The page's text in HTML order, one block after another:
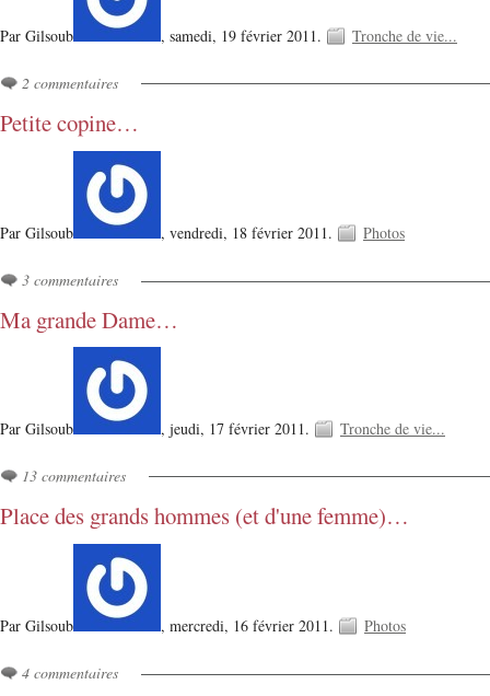
Par Gilsoub , samedi, 19 février 2011. Tronche de vie...
2 commentaires
Petite copine…
Par Gilsoub , vendredi, 18 février 2011. Photos
3 commentaires
Ma grande Dame…
Par Gilsoub , jeudi, 17 février 2011. Tronche de vie...
13 commentaires
Place des grands hommes (et d'une femme)…
Par Gilsoub , mercredi, 16 février 2011. Photos
4 commentaires